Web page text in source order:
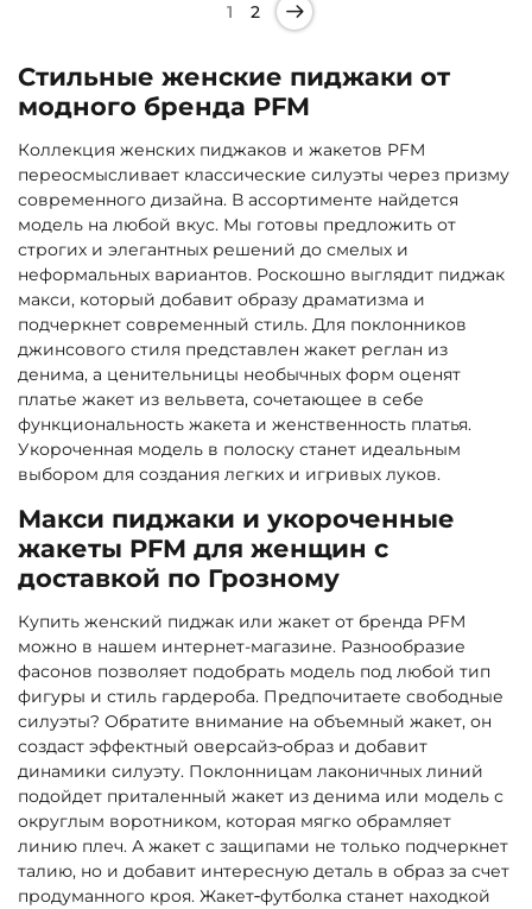
1 2
Стильные женские пиджаки от
модного бренда PFM
Коллекция женских пиджаков и жакетов PFM
переосмысливает классические силуэты через призму
современного дизайна. В ассортименте найдется
модель на любой вкус. Мы готовы предложить от
строгих и элегантных решений до смелых и
неформальных вариантов. Роскошно выглядит пиджак
макси, который добавит образу драматизма и
подчеркнет современный стиль. Для поклонников
джинсового стиля представлен жакет реглан из
денима, а ценительницы необычных форм оценят
платье жакет из вельвета, сочетающее в себе
функциональность жакета и женственность платья.
Укороченная модель в полоску станет идеальным
выбором для создания легких и игривых луков.
Макси пиджаки и укороченные
жакеты PFM для женщин с
доставкой по Грозному
Купить женский пиджак или жакет от бренда PFM
можно в нашем интернет-магазине. Разнообразие
фасонов позволяет подобрать модель под любой тип
фигуры и стиль гардероба. Предпочитаете свободные
силуэты? Обратите внимание на объемный жакет, он
создаст эффектный оверсайз‑образ и добавит
динамики силуэту. Поклонницам лаконичных линий
подойдет приталенный жакет из денима или модель с
округлым воротником, которая мягко обрамляет
линию плеч. А жакет с защипами не только подчеркнет
талию, но и добавит интересную деталь в образ за счет
продуманного кроя. Жакет‑футболка станет находкой